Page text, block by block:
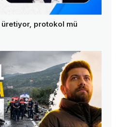
protokol mü